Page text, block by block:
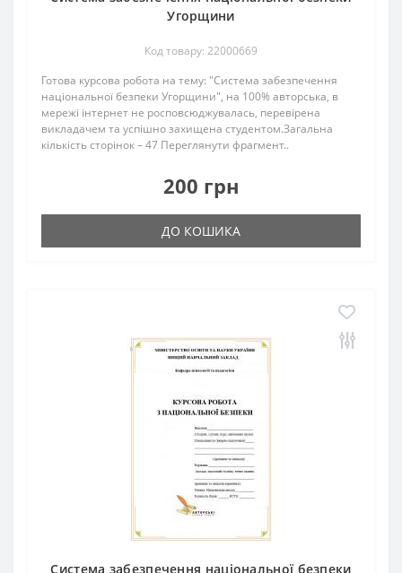
Угорщини
Код товару: 22000669
Готова курсова робота на тему: "Система забезпечення
національної безпеки Угорщини", на 100% авторська, в
мережі інтернет не росповсюджувалась, перевірена
викладачем та успішно захищена студентом.Загальна
кількість сторінок – 47 Переглянути фрагмент..
200 грн
ДО КОШИКА
Система забезпечення національної безпеки